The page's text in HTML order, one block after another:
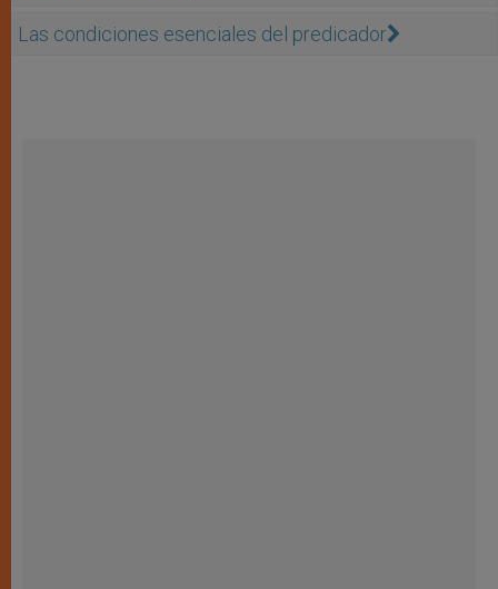
Las condiciones esenciales del predicador